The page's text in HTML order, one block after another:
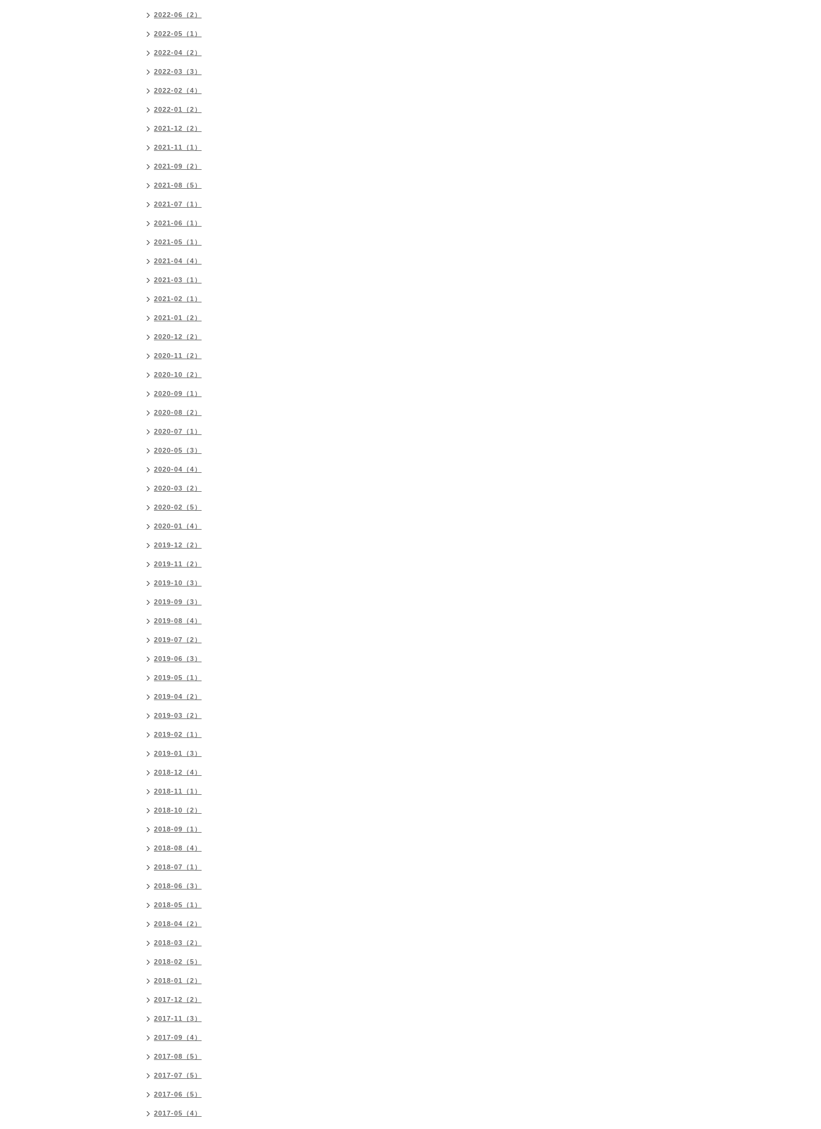
2022-06（2）
2022-05（1）
2022-04（2）
2022-03（3）
2022-02（4）
2022-01（2）
2021-12（2）
2021-11（1）
2021-09（2）
2021-08（5）
2021-07（1）
2021-06（1）
2021-05（1）
2021-04（4）
2021-03（1）
2021-02（1）
2021-01（2）
2020-12（2）
2020-11（2）
2020-10（2）
2020-09（1）
2020-08（2）
2020-07（1）
2020-05（3）
2020-04（4）
2020-03（2）
2020-02（5）
2020-01（4）
2019-12（2）
2019-11（2）
2019-10（3）
2019-09（3）
2019-08（4）
2019-07（2）
2019-06（3）
2019-05（1）
2019-04（2）
2019-03（2）
2019-02（1）
2019-01（3）
2018-12（4）
2018-11（1）
2018-10（2）
2018-09（1）
2018-08（4）
2018-07（1）
2018-06（3）
2018-05（1）
2018-04（2）
2018-03（2）
2018-02（5）
2018-01（2）
2017-12（2）
2017-11（3）
2017-09（4）
2017-08（5）
2017-07（5）
2017-06（5）
2017-05（4）